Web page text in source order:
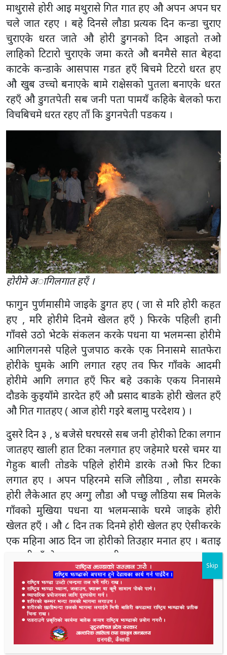
माथुरासे होरी आइ मथुरासे गित गात हए औ अपन अपन घर
चले जात रहए । बहे दिनसे लौडा प्रत्यक दिन कन्डा चुराए
चुराएके धरत जाते औ होरी डुगनको दिन आइतो तओ
लाहिको टिटारो चुराएके जमा करते औ बनमैसे सात बेहदा
काटके कन्डाके आसपास गडत हएँ बिचमे टिटरो धरत हए
औ खुब उच्चो बनाएके बामे राक्षेसको पुतला बनाएके धरत
रहएँ औ डुगतपेती सब जनी पता पामयँ कहिके बेलको फरा
विचबिचमे धरत रहए ताँ कि डुगनपेती पडकय ।
हाेरीमे अागिलगात हएँ ।
फागुन पुर्णमासीमे जाइके डुगत हए ( जा से मरि होरी कहत
हए , मरि होरीमे दिनमे खेलत हएँ ) फिरके पहिली हानी
गाँवसे उठो भेटके संकलन करके पधना या भलमन्सा होरीमे
आगिलगनसे पहिले पुजपाठ करके एक निनासमे सातफेरा
होरीके घुमके आगि लगात रहए तव फिर गाँवके आदमी
होरीमे आगि लगात हएँ फिर बहे उकाके एकय निनासमे
दौडके कुइयाँमे डारदेत हएँ औ प्रसाद बाडके होरी खेलत हएँ
औ गित गातहए ( आज होरी गइरे बलामु परदेशय ) ।
दुसरे दिन ३ , ४ बजेसे घरघरसे सब जनी होरीको टिका लगान
जातहए खाली हात टिका नलगात हए जहेमारे घरसे चमर या
गेहुक बाली तोडके पहिले होरीमे डारके तओ फिर टिका
लगात हए । अपन पहिरनमे सजि लौडिया , लौडा समरके
होरी लैकेआत हए अग्गु लौडा औ पच्छु लौडिया सब मिलके
गाँवको मुखिया पधना या भलमन्साके घरमे जाइके होरी
खेलत हएँ । औ ८ दिन तक दिनमे होरी खेलत हए ऐसीकरके
एक महिना आठ दिन जा होरीको तिउहार मनात हए । बताइ
धनगढी गाँवके भलमन्सा भज्जी राना
खखडेहरा पर्व
पहिलो दिन पधनायके घरमे होरी खेलन दुसरो दिन
भलमन्साके घरमे , तेस्रो दिन चाकरके घरमे तओ फिर गाँव
बालेनके घरमे खेलन चलन रहए । सबेरेसे लौडिया होरी
खेलनके मनुबान घर-घरमे जात हए औ होरी खेलाइलेबौ
कहत हए । होरीको अन्तिम दिन ८ औ दिनमे खखडेहरा
Skip